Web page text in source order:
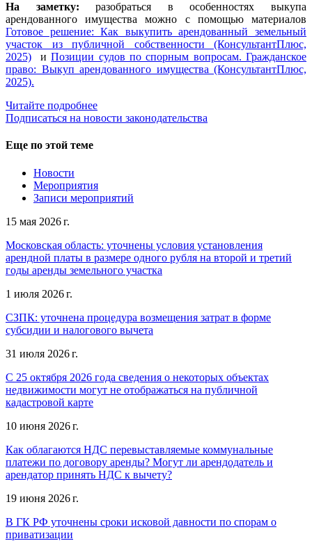
На заметку: разобраться в особенностях выкупа
арендованного имущества можно с помощью материалов
Готовое решение: Как выкупить арендованный земельный
участок из публичной собственности (КонсультантПлюс,
2025) иПозиции судов по спорным вопросам. Гражданское
право: Выкуп арендованного имущества (КонсультантПлюс,
2025).
Читайте подробнее
Подписаться на новости законодательства
Еще по этой теме
Новости
Мероприятия
Записи мероприятий
15 мая 2026 г.
Московская область: уточнены условия установления
арендной платы в размере одного рубля на второй и третий
годы аренды земельного участка
1 июля 2026 г.
СЗПК: уточнена процедура возмещения затрат в форме
субсидии и налогового вычета
31 июля 2026 г.
С 25 октября 2026 года сведения о некоторых объектах
недвижимости могут не отображаться на публичной
кадастровой карте
10 июня 2026 г.
Как облагаются НДС перевыставляемые коммунальные
платежи по договору аренды? Могут ли арендодатель и
арендатор принять НДС к вычету?
19 июня 2026 г.
В ГК РФ уточнены сроки исковой давности по спорам о
приватизации